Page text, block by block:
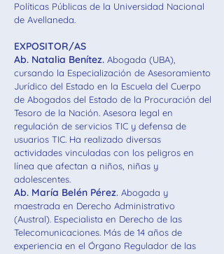
Políticas Públicas de la Universidad Nacional
de Avellaneda.
EXPOSITOR/AS
Ab. Natalia Benítez. Abogada (UBA),
cursando la Especialización de Asesoramiento
Jurídico del Estado en la Escuela del Cuerpo
de Abogados del Estado de la Procuración del
Tesoro de la Nación. Asesora legal en
regulación de servicios TIC y defensa de
usuarios TIC. Ha realizado diversas
actividades vinculadas con los peligros en
línea que afectan a niños, niñas y
adolescentes.
Ab. María Belén Pérez. Abogada y
maestrada en Derecho Administrativo
(Austral). Especialista en Derecho de las
Telecomunicaciones. Más de 14 años de
experiencia en el Órgano Regulador de las